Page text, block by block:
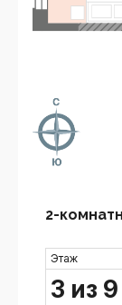
2-
Этаж
3 из 9